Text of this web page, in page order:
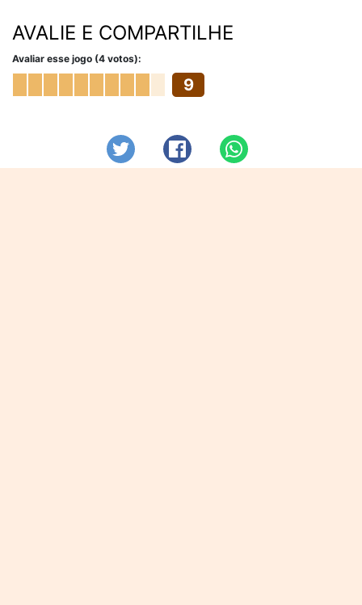
AVALIE E COMPARTILHE
Avaliar esse jogo (4 votos):
9